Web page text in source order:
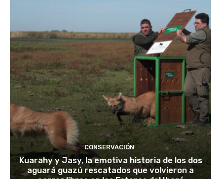
CONSERVACIÓN
Kuarahy y Jasy, la emotiva historia de los dos
aguará guazú rescatados que volvieron a